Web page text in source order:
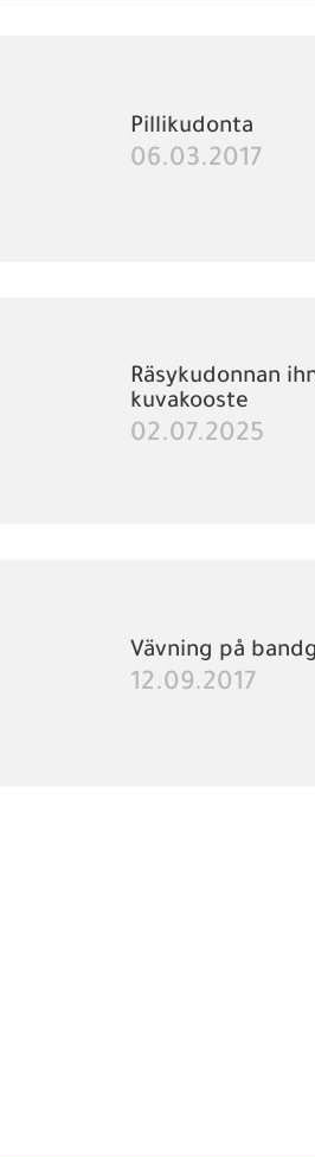
Pillikudonta
06.03.2017
Räsykudonnan
kuvakooste
02.07.2025
Vävning på
12.09.2017